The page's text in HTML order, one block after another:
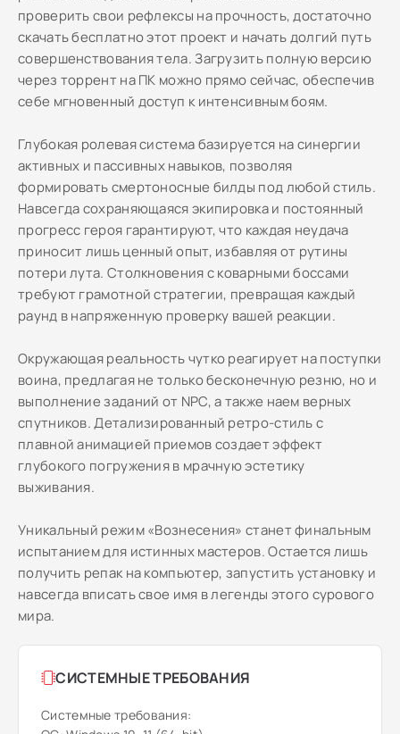
проверить свои рефлексы на прочность, достаточно
скачать бесплатно этот проект и начать долгий путь
совершенствования тела. Загрузить полную версию
через торрент на ПК можно прямо сейчас, обеспечив
себе мгновенный доступ к интенсивным боям.
Глубокая ролевая система базируется на синергии
активных и пассивных навыков, позволяя
формировать смертоносные билды под любой стиль.
Навсегда сохраняющаяся экипировка и постоянный
прогресс героя гарантируют, что каждая неудача
приносит лишь ценный опыт, избавляя от рутины
потери лута. Столкновения с коварными боссами
требуют грамотной стратегии, превращая каждый
раунд в напряженную проверку вашей реакции.
Окружающая реальность чутко реагирует на поступки
воина, предлагая не только бесконечную резню, но и
выполнение заданий от NPC, а также наем верных
спутников. Детализированный ретро-стиль с
плавной анимацией приемов создает эффект
глубокого погружения в мрачную эстетику
выживания.
Уникальный режим «Вознесения» станет финальным
испытанием для истинных мастеров. Остается лишь
получить репак на компьютер, запустить установку и
навсегда вписать свое имя в легенды этого сурового
мира.
СИСТЕМНЫЕ ТРЕБОВАНИЯ
Системные требования: